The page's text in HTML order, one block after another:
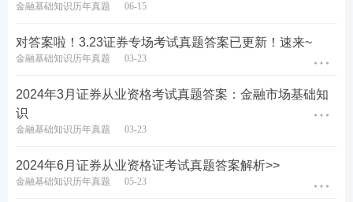
金融基础知识历年真题 06-15
对答案啦！3.23证券专场考试真题答案已更新！速来~
金融基础知识历年真题 03-23
2024年3月证券从业资格考试真题答案：金融市场基础知
识
金融基础知识历年真题 03-23
2024年6月证券从业资格证考试真题答案解析>>
金融基础知识历年真题 05-23